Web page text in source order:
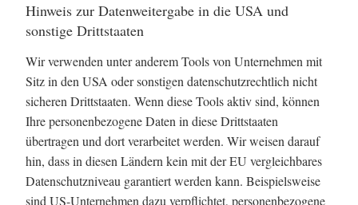
Hinweis zur Datenweitergabe in die USA und
sonstige Drittstaaten
Wir verwenden unter anderem Tools von Unternehmen mit
Sitz in den USA oder sonstigen datenschutzrechtlich nicht
sicheren Drittstaaten. Wenn diese Tools aktiv sind, können
Ihre personenbezogene Daten in diese Drittstaaten
übertragen und dort verarbeitet werden. Wir weisen darauf
hin, dass in diesen Ländern kein mit der EU vergleichbares
Datenschutzniveau garantiert werden kann. Beispielsweise
sind US-Unternehmen dazu verpflichtet, personenbezogene